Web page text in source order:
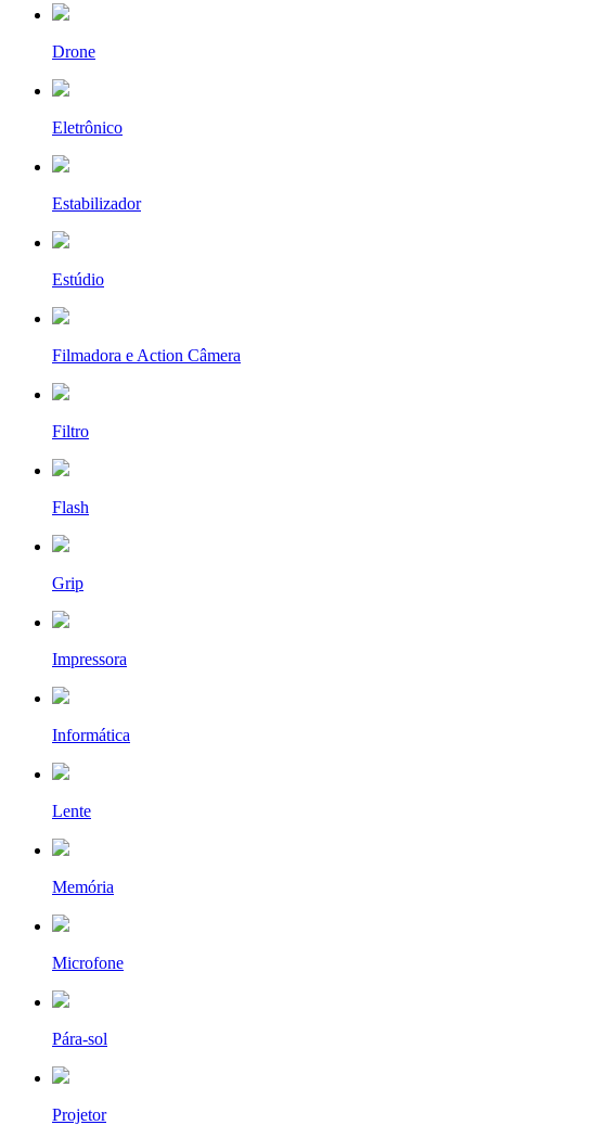
Drone
Eletrônico
Estabilizador
Estúdio
Filmadora e Action Câmera
Filtro
Flash
Grip
Impressora
Informática
Lente
Memória
Microfone
Pára-sol
Projetor